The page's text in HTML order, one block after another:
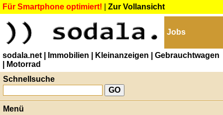
Für Smartphone optimiert! Zur Vollansicht
Jobs
sodala.net | Immobilien | Kleinanzeigen
| Gebrauchtwagen
| Motorrad
Schnellsuche
Menü